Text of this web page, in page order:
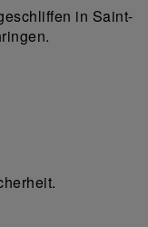
in Saint-